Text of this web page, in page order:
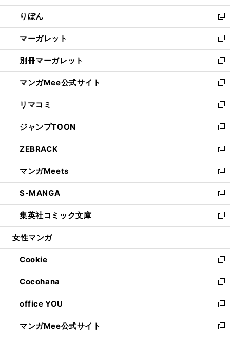
開
く
ウ
で
開
く
ン
ド
ウ
で
開
く
ウ
ィ
ン
ド
ウ
で
開
く
りぼん
新
し
い
ウ
ィ
ン
ド
ウ
で
開
く
マーガレット
新
し
い
ウ
ィ
ン
ド
ウ
で
開
く
別冊マーガレット
新
し
い
ウ
ィ
ン
ド
ウ
で
開
く
マンガMee公式サイト
新
し
い
ウ
ィ
ン
ド
ウ
で
開
く
リマコミ
新
し
い
ウ
ィ
ン
ド
ウ
で
開
く
ジャンプTOON
新
し
い
ウ
ィ
ン
ド
ウ
で
開
ZEBRACK
新
し
い
ウ
ィ
ン
ド
ウ
開
く
マンガMeets
新
し
い
ウ
ィ
ン
ウ
で
開
く
S-MANGA
新
し
い
ウ
ン
ド
ウ
で
開
く
集英社コミック文庫
新
し
ウ
ィ
ン
ド
ウ
で
開
く
女性マンガ
Cookie
新
し
い
ウ
ィ
ン
ド
ウ
Cocohana
新
し
い
ウ
ィ
ン
office YOU
新
し
い
ウ
マンガMee公式サイト
新
し